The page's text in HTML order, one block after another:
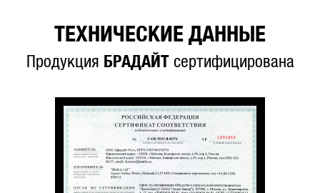
ТЕХНИЧЕСКИЕ ДАННЫЕ
Продукция БРАДАЙТсертифицирована